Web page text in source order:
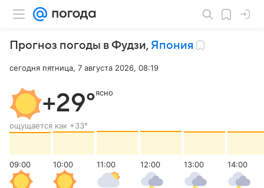
Прогноз погоды в Фудзи, Япония
сегодня пятница, 7 августа 2026, 08:19
+29°
ощущается как +33°
ясно
09:00 10:00 11:00 12:00 13:00 14:00